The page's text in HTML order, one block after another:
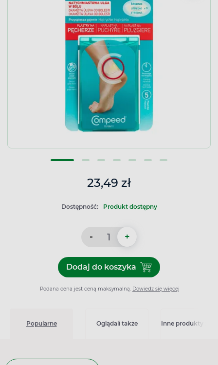
23,49 zł
Dostępność: Produkt dostępny
- +
Dodaj do koszykaDodaj do koszyka
Podana cena jest ceną maksymalną. Dowiedz się więcej
Popularne Oglądali także Inne produkty z